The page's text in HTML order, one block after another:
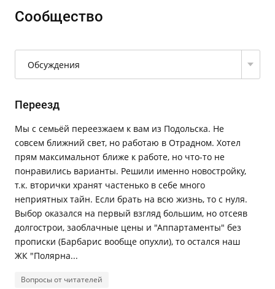
Сообщество
Обсуждения
Переезд
Мы с семьёй переезжаем к вам из Подольска. Не
совсем ближний свет, но работаю в Отрадном. Хотел
прям максимальнот ближе к работе, но что-то не
понравились варианты. Решили именно новостройку,
т.к. вторички хранят частенько в себе много
неприятных тайн. Если брать на всю жизнь, то с нуля.
Выбор оказался на первый взгляд большим, но отсеяв
долгострои, заоблачные цены и "Аппартаменты" без
прописки (Барбарис вообще опухли), то остался наш
ЖК "Полярна...
Вопросы от читателей